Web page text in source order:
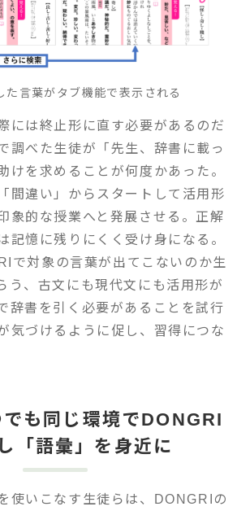
た言葉がタブ機能で表示される
には終止形に直す必要があるのだ
調べた生徒が「先生、辞書に載っ
けを求めることが何度かあった。
間違い」からスタートして活用形
象的な授業へと発展させる。正解
記憶に残りにくく受け身になる。
で対象の言葉が出てこないのか生
う、古文にも現代文にも活用形が
辞書を引く必要があることを試行
気づけるように促し、習得につな
でも同じ環境でDONGRI
「語彙」を身近に
使いこなす生徒らは、DONGRIの